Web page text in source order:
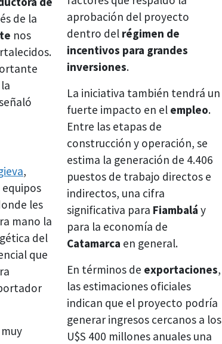
de la
nos
,
equipos
les
mano la
del
que
aprobación del proyecto
dentro del régimen de
incentivos para grandes
inversiones.
La iniciativa también tendrá un
fuerte impacto en el empleo.
Entre las etapas de
construcción y operación, se
estima la generación de 4.406
puestos de trabajo directos e
indirectos, una cifra
significativa para Fiambalá y
para la economía de
Catamarca en general.
En términos de exportaciones,
las estimaciones oficiales
indican que el proyecto podría
generar ingresos cercanos a los
U$S 400 millones anuales una